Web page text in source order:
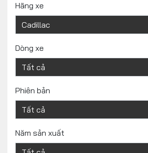
Hãng xe
Dòng xe
Phiên bản
Năm sản xuất